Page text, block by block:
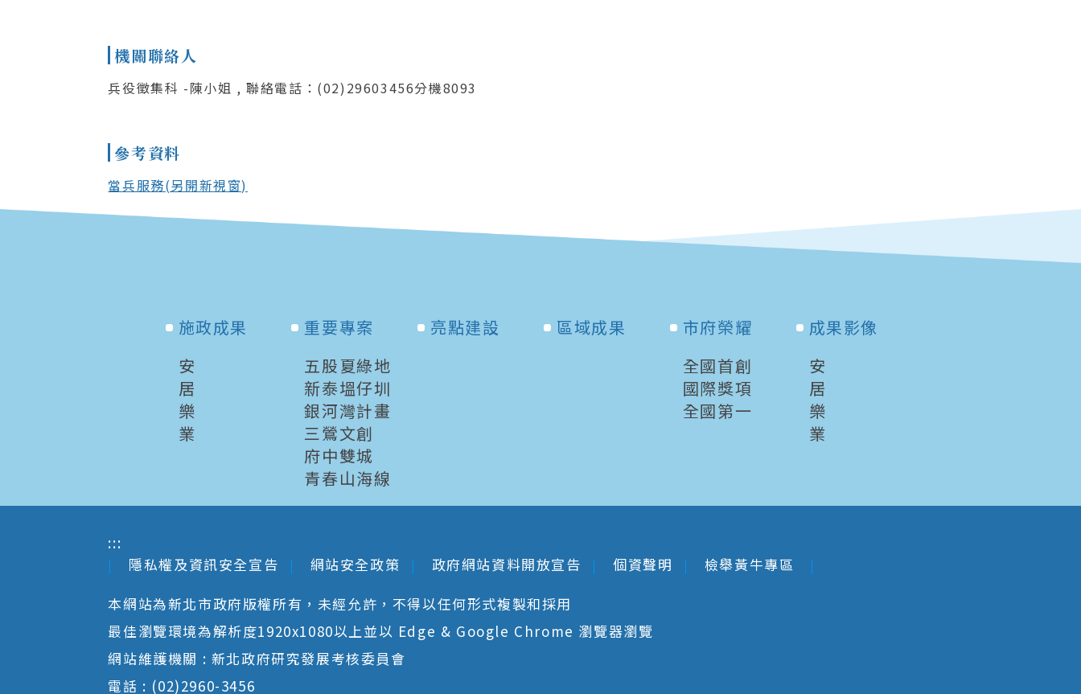
機關聯絡人
兵役徵集科 -陳小姐 , 聯絡電話：(02)29603456分機8093
參考資料
當兵服務(另開新視窗)
施政成果
安
居
樂
業
重要專案
五股夏綠地
新泰塭仔圳
銀河灣計畫
三鶯文創
府中雙城
青春山海線
亮點建設 區域成果
市府榮耀
全國首創
國際獎項
全國第一
成果影像
安
居
樂
業
:::
隱私權及資訊安全宣告
網站安全政策 政府網站資料開放宣告 個資聲明
檢舉黃牛專區
本網站為新北市政府版權所有，未經允許，不得以任何形式複製和採用
最佳瀏覽環境為解析度1920x1080以上並以 Edge & Google Chrome 瀏覽器瀏覽
網站維護機關 : 新北政府研究發展考核委員會
電話 : (02)2960-3456